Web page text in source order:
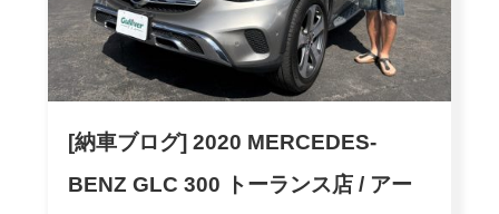
[納車ブログ] 2020 MERCEDES-
BENZ GLC 300 トーランス店 / アー